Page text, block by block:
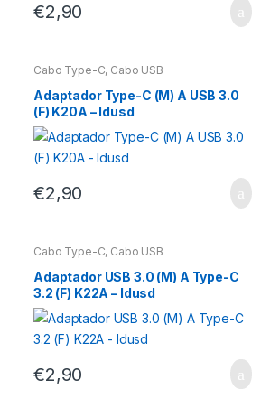
€2,90
Cabo Type-C, Cabo USB
Adaptador Type-C (M) A USB 3.0
(F) K20A – Idusd
€2,90
Cabo Type-C, Cabo USB
Adaptador USB 3.0 (M) A Type-C
3.2 (F) K22A – Idusd
€2,90